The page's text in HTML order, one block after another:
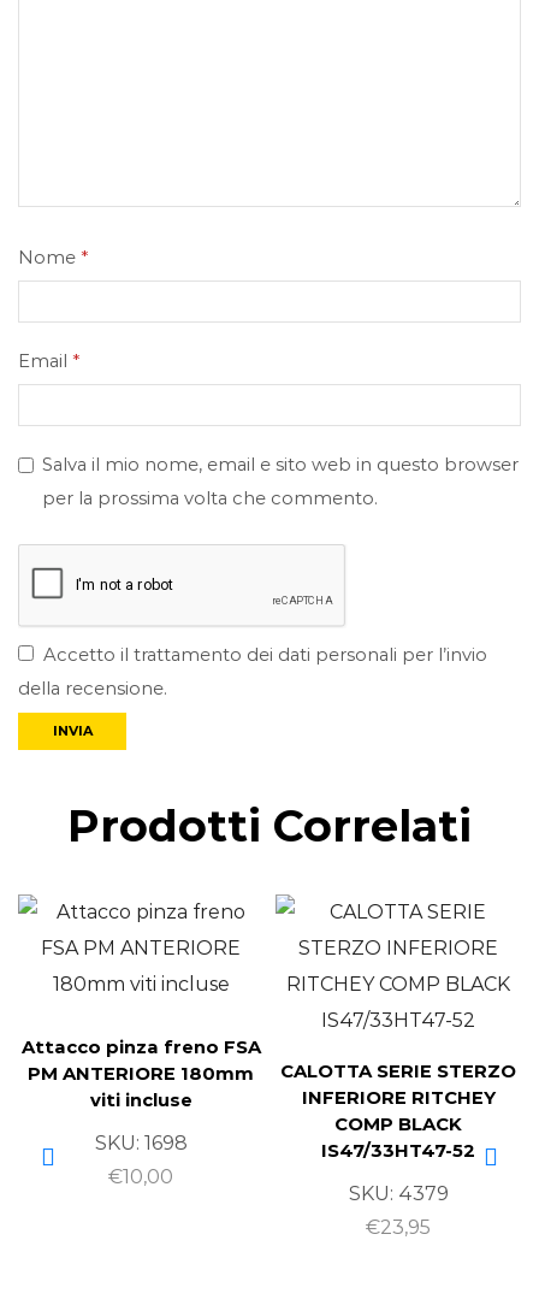
Nome *
Email *
Salva il mio nome, email e sito web in questo browser
per la prossima volta che commento.
Accetto il trattamento dei dati personali per l’invio
della recensione.
Prodotti Correlati
Attacco pinza freno FSA
PM ANTERIORE 180mm
viti incluse
SKU: 1698
€10,00
CALOTTA SERIE STERZO
INFERIORE RITCHEY
COMP BLACK
IS47/33HT47-52
SKU: 4379
€23,95